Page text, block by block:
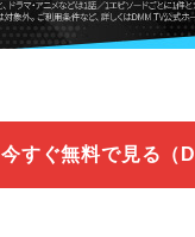
今すぐ無料で見る（